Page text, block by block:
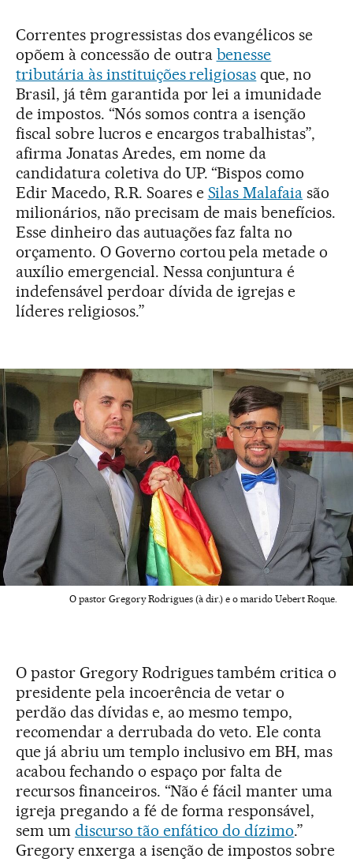
Correntes progressistas dos evangélicos se
opõem à concessão de outra benesse
tributária às instituições religiosas que, no
Brasil, já têm garantida por lei a imunidade
de impostos. “Nós somos contra a isenção
fiscal sobre lucros e encargos trabalhistas”,
afirma Jonatas Aredes, em nome da
candidatura coletiva do UP. “Bispos como
Edir Macedo, R.R. Soares e Silas Malafaia são
milionários, não precisam de mais benefícios.
Esse dinheiro das autuações faz falta no
orçamento. O Governo cortou pela metade o
auxílio emergencial. Nessa conjuntura é
indefensável perdoar dívida de igrejas e
líderes religiosos.”
O pastor Gregory Rodrigues (à dir.) e o marido Uebert Roque.
O pastor Gregory Rodrigues também critica o
presidente pela incoerência de vetar o
perdão das dívidas e, ao mesmo tempo,
recomendar a derrubada do veto. Ele conta
que já abriu um templo inclusivo em BH, mas
acabou fechando o espaço por falta de
recursos financeiros. “Não é fácil manter uma
igreja pregando a fé de forma responsável,
sem um discurso tão enfático do dízimo.”
Gregory enxerga a isenção de impostos sobre